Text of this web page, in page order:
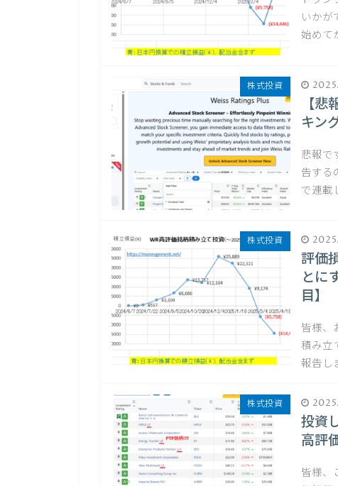
いかが
始めて
株式投資
【
キン
悲報で
告する
で連載
株式投資
評価
とに
目】
皆様、
積み立
報告し
株式投資
投資
高評
皆様、